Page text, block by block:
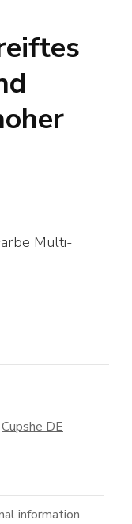
Multi-
Cupshe DE
information